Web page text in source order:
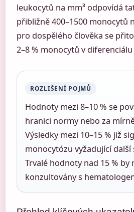
leukocytů na mm³ odpovídá
přibližně 400–1500 monocytů
pro dospělého člověka se
2–8 % monocytů v
ROZLIŠENÍ POJMŮ
Hodnoty mezi 8–10 % se
hranici normy nebo za
Výsledky mezi 10–15 % již
monocytózu vyžadující další
Trvalé hodnoty nad 15 % by
konzultovány s